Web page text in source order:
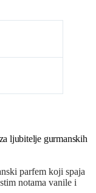
ljubitelje gurmanskih
parfem koji spaja
notama vanile i